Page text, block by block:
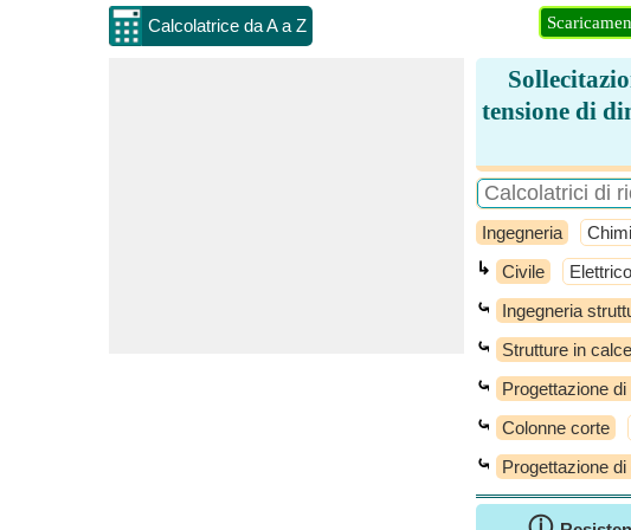
Calcolatrice da A a Z
tensione di
Ingegneria
↳ Civile Elettrico
⤿ Ingegneria
⤿ Strutture in
⤿ Progettazione
⤿ Colonne corte
⤿ Progettazione